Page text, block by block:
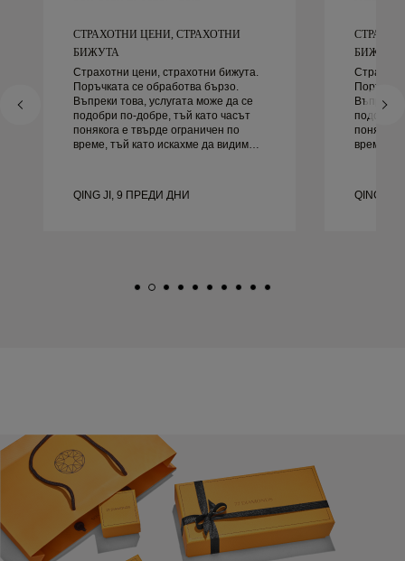
СТРАХОТНИ ЦЕНИ, СТРАХОТНИ
БИЖУТА
Страхотни цени, страхотни бижута.
Поръчката се обработва бързо.
Въпреки това, услугата може да се
подобри по-добре, тъй като часът
понякога е твърде ограничен по
време, тъй като искахме да видим
бижута. Жена ми е щастлива.
QING JI, 9 ПРЕДИ ДНИ
БИЖУТА
Въпреки
подобри
време,
бижута.
QING JI,